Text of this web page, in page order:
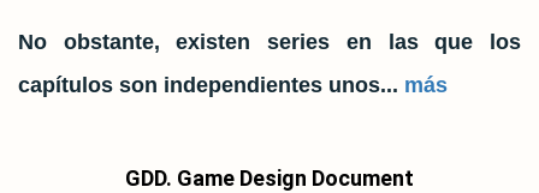
No obstante, existen series en las que los
capítulos son independientes unos... más
GDD. Game Design Document